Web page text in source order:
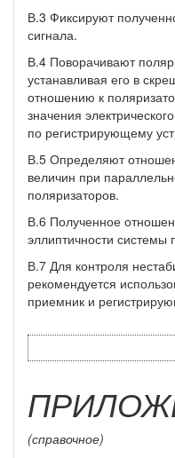
В.3 Фиксируют
сигнала.
В.4 Поворачивают
устанавливая его в
отношению к
значения
по регистрирующему
В.5 Определяют
величин при
поляризаторов.
В.6 Полученное
эллиптичности системы
В.7 Для контроля
рекомендуется
приемник и
(справочное)